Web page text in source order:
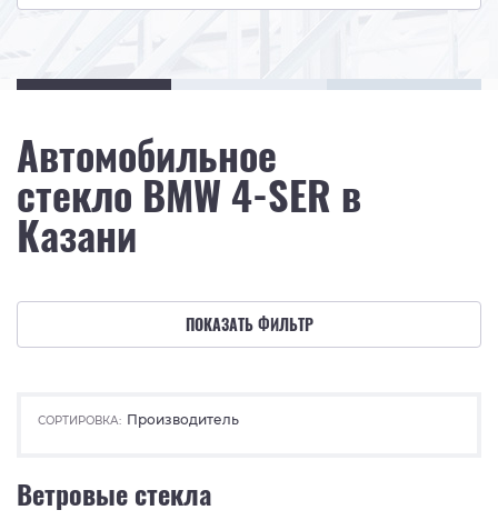
Автомобильное
стекло BMW 4-SER в
Казани
ПОКАЗАТЬ ФИЛЬТР
СОРТИРОВКА: Производитель
Ветровые стекла